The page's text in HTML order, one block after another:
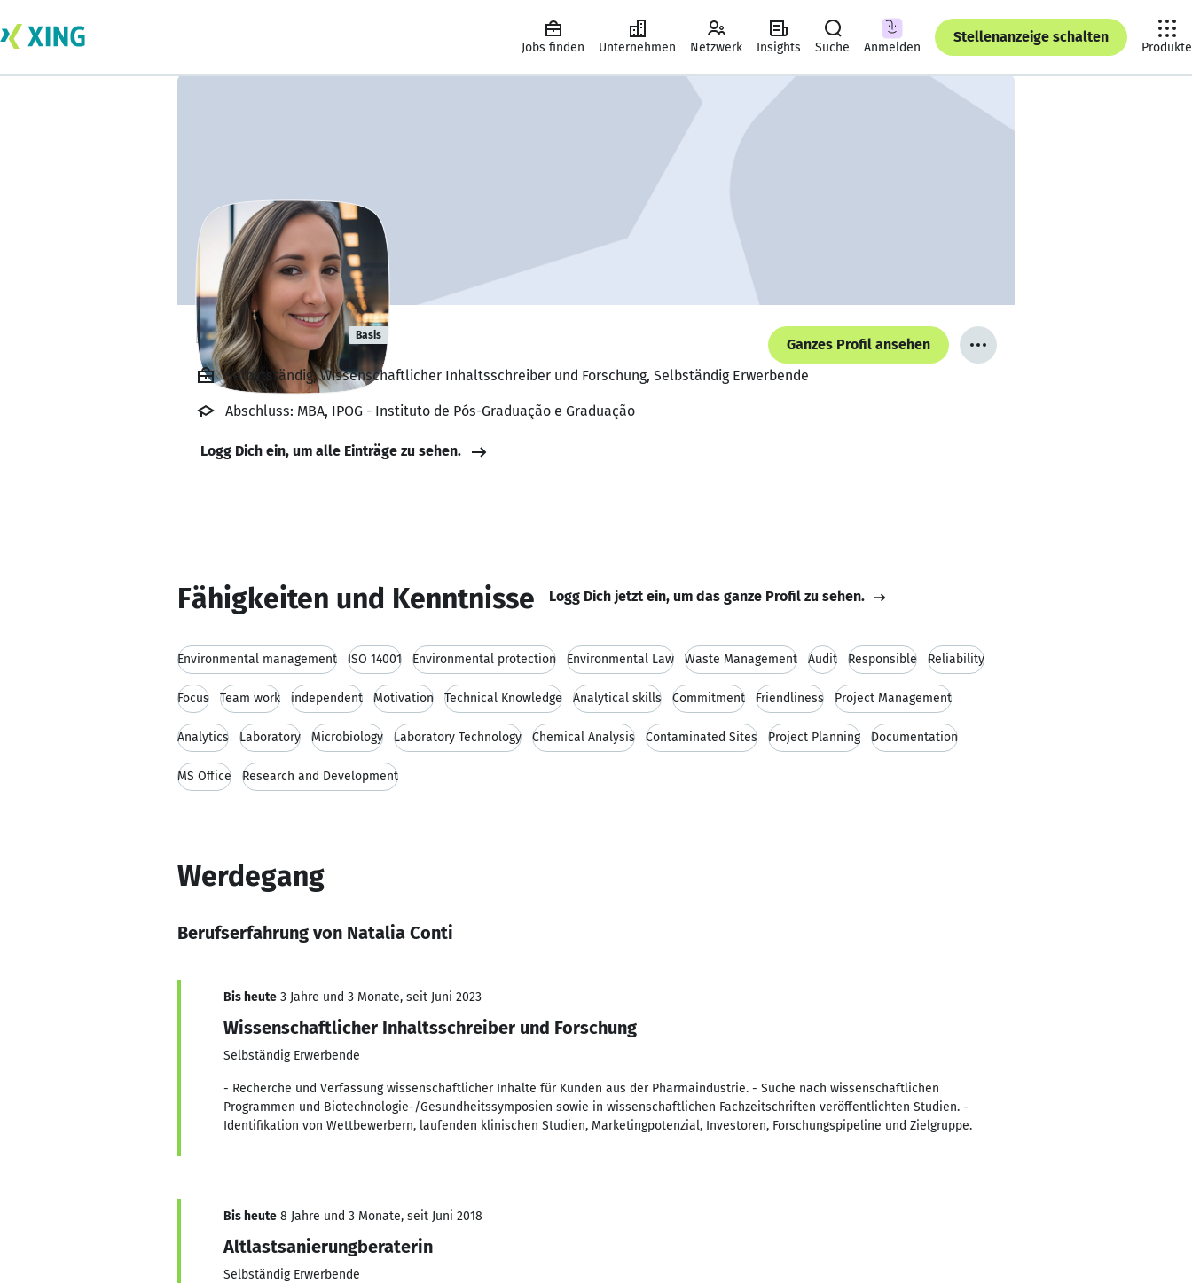
Jobs finden Unternehmen Netzwerk Insights Suche Anmelden
Stellenanzeige schalten
Produkte
Natalia Conti Basis
Ganzes Profil ansehen
Selbstständig, Wissenschaftlicher Inhaltsschreiber und Forschung, Selbständig Erwerbende
Abschluss: MBA, IPOG - Instituto de Pós-Graduação e Graduação
Logg Dich ein, um alle Einträge zu sehen.
Fähigkeiten und Kenntnisse Logg Dich jetzt ein, um das ganze Profil zu sehen.
Environmental management ISO 14001 Environmental protection Environmental Law Waste Management Audit Responsible Reliability
Focus Team work independent Motivation Technical Knowledge Analytical skills Commitment Friendliness Project Management
Analytics Laboratory Microbiology Laboratory Technology Chemical Analysis Contaminated Sites Project Planning Documentation
MS Office Research and Development
Werdegang
Berufserfahrung von Natalia Conti
Bis heute 3 Jahre und 3 Monate, seit Juni 2023
Wissenschaftlicher Inhaltsschreiber und Forschung
Selbständig Erwerbende
- Recherche und Verfassung wissenschaftlicher Inhalte für Kunden aus der Pharmaindustrie. - Suche nach wissenschaftlichen
Programmen und Biotechnologie-/Gesundheitssymposien sowie in wissenschaftlichen Fachzeitschriften veröffentlichten Studien. -
Identifikation von Wettbewerbern, laufenden klinischen Studien, Marketingpotenzial, Investoren, Forschungspipeline und Zielgruppe.
Bis heute 8 Jahre und 3 Monate, seit Juni 2018
Altlastsanierungberaterin
Selbständig Erwerbende